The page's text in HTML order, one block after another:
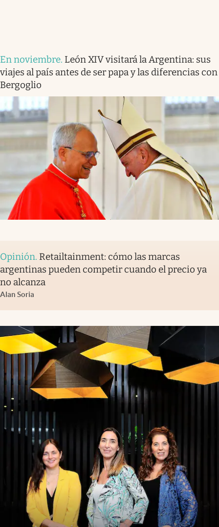
En noviembre. León XIV visitará la Argentina: sus
viajes al país antes de ser papa y las diferencias con
Bergoglio
Opinión. Retailtainment: cómo las marcas
argentinas pueden competir cuando el precio ya
no alcanza
Alan Soria